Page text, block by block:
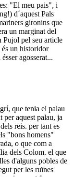
"El meu pais", i
d´aquest Pals
gironins que
un marginat del
Pujol pel seu article
un historidor
agosserat...
que tenia el palau
per aquest palau, ja
reis. per tant es
"bons homens"
o que com a
dels Colom. el que
d'alguns pobles de
per les ruïnes